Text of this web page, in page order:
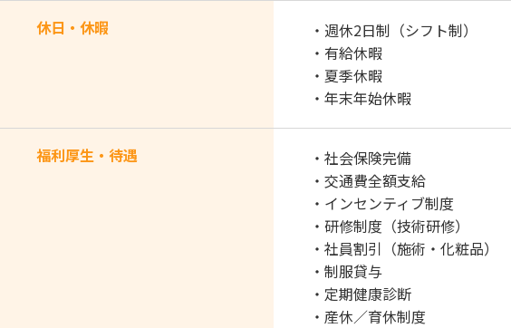
休日・休暇
・週休2日制（シフト制）
・有給休暇
・夏季休暇
・年末年始休暇
福利厚生・待遇
・社会保険完備
・交通費全額支給
・インセンティブ制度
・研修制度（技術研修）
・社員割引（施術・化粧品）
・制服貸与
・定期健康診断
・産休／育休制度